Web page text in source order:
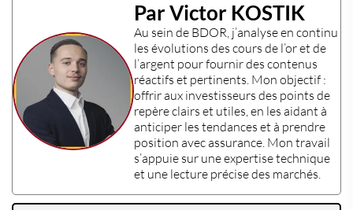
Par Victor KOSTIK
Au sein de BDOR, j’analyse en continu
les évolutions des cours de l’oret de
l’argent pour fournir des contenus
réactifs et pertinents. Mon objectif :
offrir aux investisseurs des points de
repère clairs et utiles, en les aidant à
anticiper les tendances et à prendre
position avec assurance. Mon travail
s’appuie sur uneexpertise technique
et une lecture précise des marchés.